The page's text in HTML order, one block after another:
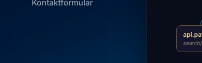
Kontaktformular